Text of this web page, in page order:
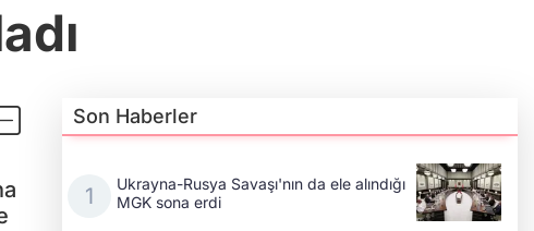
Son Haberler
Ukrayna-Rusya Savaşı'nın da ele alındığı
MGK sona erdi